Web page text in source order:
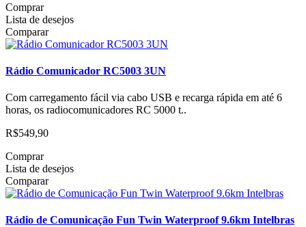
Comprar
Lista de desejos
Comparar
Rádio Comunicador RC5003 3UN
Com carregamento fácil via cabo USB e recarga rápida em até 6
horas, os radiocomunicadores RC 5000 t..
R$549,90
Comprar
Lista de desejos
Comparar
Rádio de Comunicação Fun Twin Waterproof 9.6km Intelbras